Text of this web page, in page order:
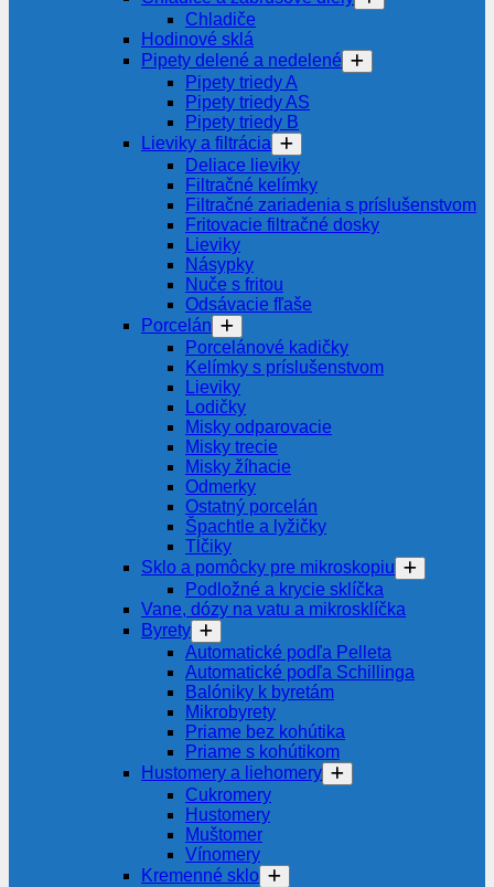
Chladiče
Hodinové sklá
Pipety delené a nedelené
Pipety triedy A
Pipety triedy AS
Pipety triedy B
Lieviky a filtrácia
Deliace lieviky
Filtračné kelímky
Filtračné zariadenia s príslušenstvom
Fritovacie filtračné dosky
Lieviky
Násypky
Nuče s fritou
Odsávacie fľaše
Porcelán
Porcelánové kadičky
Kelímky s príslušenstvom
Lieviky
Lodičky
Misky odparovacie
Misky trecie
Misky žíhacie
Odmerky
Ostatný porcelán
Špachtle a lyžičky
Tĺčiky
Sklo a pomôcky pre mikroskopiu
Podložné a krycie sklíčka
Vane, dózy na vatu a mikrosklíčka
Byrety
Automatické podľa Pelleta
Automatické podľa Schillinga
Balóniky k byretám
Mikrobyrety
Priame bez kohútika
Priame s kohútikom
Hustomery a liehomery
Cukromery
Hustomery
Muštomer
Vínomery
Kremenné sklo